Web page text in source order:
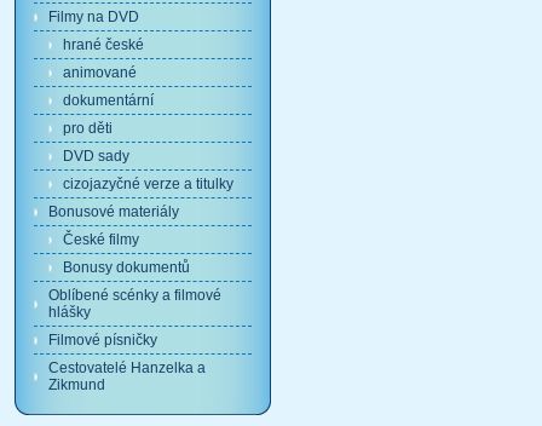
Filmy na DVD
hrané české
animované
dokumentární
pro děti
DVD sady
cizojazyčné verze a titulky
Bonusové materiály
České filmy
Bonusy dokumentů
Oblíbené scénky a filmové
hlášky
Filmové písničky
Cestovatelé Hanzelka a
Zikmund